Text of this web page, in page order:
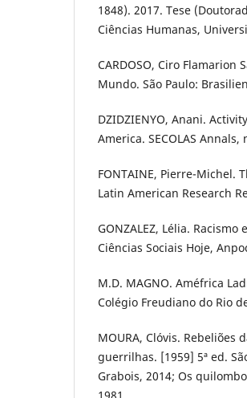
1848). 2017. Tese
Ciências Humanas,
CARDOSO, Ciro Flamarion
Mundo. São Paulo:
DZIDZIENYO, Anani.
America. SECOLAS Annals,
FONTAINE, Pierre-Michel.
Latin American Research
GONZALEZ, Lélia.
Ciências Sociais Hoje,
M.D. MAGNO. Améfrica
Colégio Freudiano do Rio
MOURA, Clóvis. Rebeliões
guerrilhas. [1959] 5ª ed.
Grabois, 2014; Os